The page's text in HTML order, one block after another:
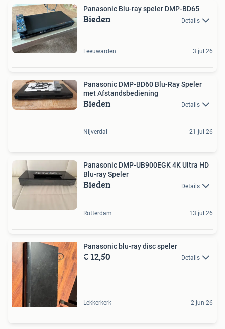
Panasonic Blu-ray speler DMP-BD65
Bieden Details
Leeuwarden 3 jul 26
Panasonic DMP-BD60 Blu-Ray Speler
met Afstandsbediening
Bieden Details
Nijverdal 21 jul 26
Panasonic DMP-UB900EGK 4K Ultra HD
Blu-ray Speler
Bieden Details
Rotterdam 13 jul 26
Panasonic blu-ray disc speler
€ 12,50 Details
Lekkerkerk 2 jun 26